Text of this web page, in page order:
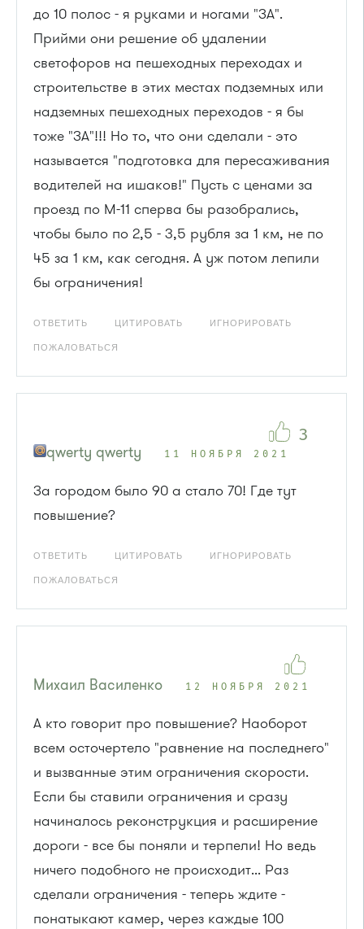
до 10 полос - я руками и ногами "ЗА".
Прийми они решение об удалении
светофоров на пешеходных переходах и
строительстве в этих местах подземных или
надземных пешеходных переходов - я бы
тоже "ЗА"!!! Но то, что они сделали - это
называется "подготовка для пересаживания
водителей на ишаков!" Пусть с ценами за
проезд по М-11 сперва бы разобрались,
чтобы было по 2,5 - 3,5 рубля за 1 км, не по
45 за 1 км, как сегодня. А уж потом лепили
бы ограничения!
ОТВЕТИТЬ ЦИТИРОВАТЬ ИГНОРИРОВАТЬ
ПОЖАЛОВАТЬСЯ
qwerty qwerty 11 НОЯБРЯ 2021
За городом было 90 а стало 70! Где тут
повышение?
ОТВЕТИТЬ ЦИТИРОВАТЬ ИГНОРИРОВАТЬ
ПОЖАЛОВАТЬСЯ
3
Михаил Василенко 12 НОЯБРЯ 2021
А кто говорит про повышение? Наоборот
всем осточертело "равнение на последнего"
и вызванные этим ограничения скорости.
Если бы ставили ограничения и сразу
начиналось реконструкция и расширение
дороги - все бы поняли и терпели! Но ведь
ничего подобного не происходит... Раз
сделали ограничения - теперь ждите -
понатыкают камер, через каждые 100